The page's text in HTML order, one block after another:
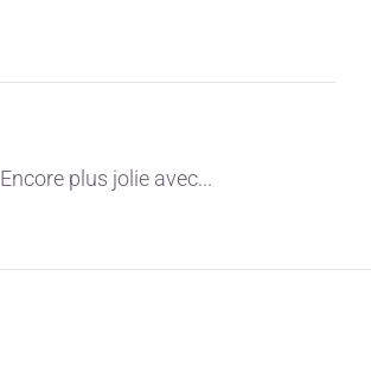
Encore plus jolie avec...